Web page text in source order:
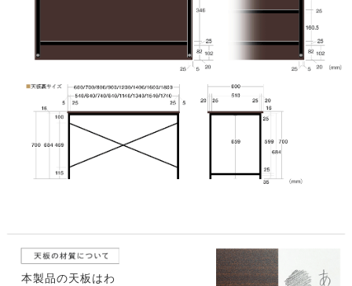
本製品の天板はわ